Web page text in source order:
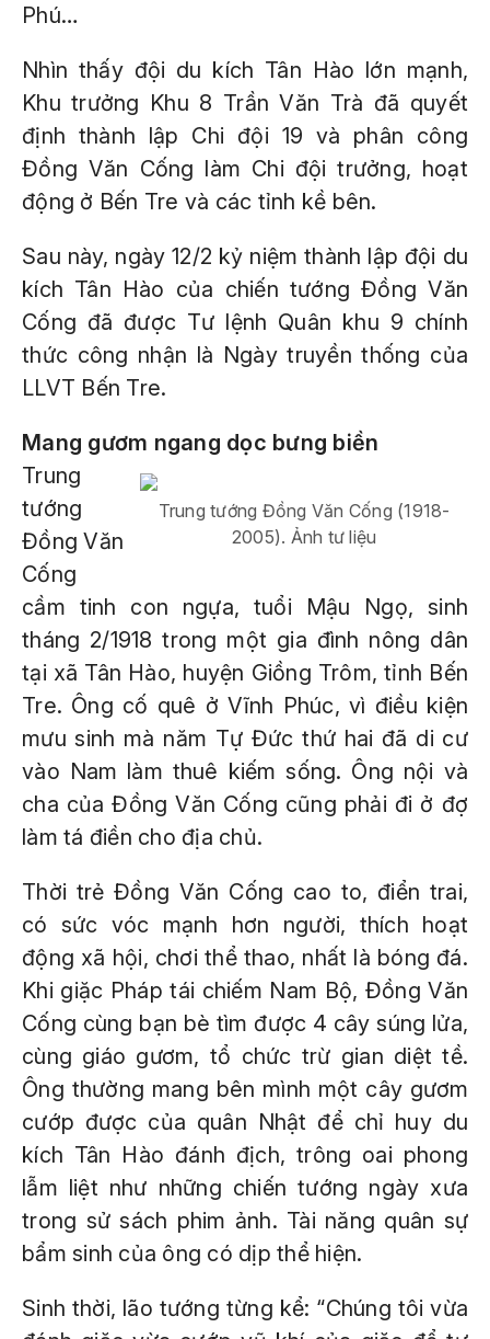
Phú…
Nhìn thấy đội du kích Tân Hào lớn mạnh,
Khu trưởng Khu 8 Trần Văn Trà đã quyết
định thành lập Chi đội 19 và phân công
Đồng Văn Cống làm Chi đội trưởng, hoạt
động ở Bến Tre và các tỉnh kề bên.
Sau này, ngày 12/2 kỷ niệm thành lập đội du
kích Tân Hào của chiến tướng Đồng Văn
Cống đã được Tư lệnh Quân khu 9 chính
thức công nhận là Ngày truyền thống của
LLVT Bến Tre.
Mang gươm ngang dọc bưng biền
Trung tướng Đồng Văn Cống (1918-
2005). Ảnh tư liệu
Trung
tướng
Đồng Văn
Cống
cầm tinh con ngựa, tuổi Mậu Ngọ, sinh
tháng 2/1918 trong một gia đình nông dân
tại xã Tân Hào, huyện Giồng Trôm, tỉnh Bến
Tre. Ông cố quê ở Vĩnh Phúc, vì điều kiện
mưu sinh mà năm Tự Đức thứ hai đã di cư
vào Nam làm thuê kiếm sống. Ông nội và
cha của Đồng Văn Cống cũng phải đi ở đợ
làm tá điền cho địa chủ.
Thời trẻ Đồng Văn Cống cao to, điển trai,
có sức vóc mạnh hơn người, thích hoạt
động xã hội, chơi thể thao, nhất là bóng đá.
Khi giặc Pháp tái chiếm Nam Bộ, Đồng Văn
Cống cùng bạn bè tìm được 4 cây súng lửa,
cùng giáo gươm, tổ chức trừ gian diệt tề.
Ông thường mang bên mình một cây gươm
cướp được của quân Nhật để chỉ huy du
kích Tân Hào đánh địch, trông oai phong
lẫm liệt như những chiến tướng ngày xưa
trong sử sách phim ảnh. Tài năng quân sự
bẩm sinh của ông có dịp thể hiện.
Sinh thời, lão tướng từng kể: “Chúng tôi vừa